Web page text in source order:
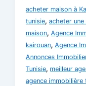
acheter maison à
tunisie,acheter une
maison,Agence
kairouan,Agence
Annonces
Tunisie, meilleur
agence immobilière